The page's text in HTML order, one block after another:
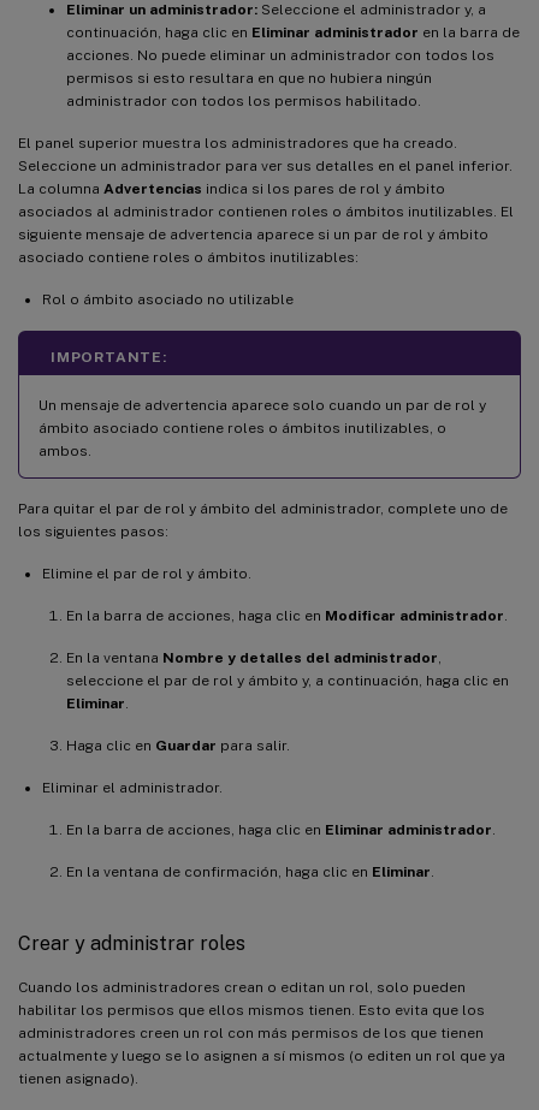
Eliminar un administrador: Seleccione el administrador y, a
continuación, haga clic en Eliminar administrador en la barra de
acciones. No puede eliminar un administrador con todos los
permisos si esto resultara en que no hubiera ningún
administrador con todos los permisos habilitado.
El panel superior muestra los administradores que ha creado.
Seleccione un administrador para ver sus detalles en el panel inferior.
La columna Advertencias indica si los pares de rol y ámbito
asociados al administrador contienen roles o ámbitos inutilizables. El
siguiente mensaje de advertencia aparece si un par de rol y ámbito
asociado contiene roles o ámbitos inutilizables:
Rol o ámbito asociado no utilizable
IMPORTANTE:
Un mensaje de advertencia aparece solo cuando un par de rol y
ámbito asociado contiene roles o ámbitos inutilizables, o
ambos.
Para quitar el par de rol y ámbito del administrador, complete uno de
los siguientes pasos:
Elimine el par de rol y ámbito.
En la barra de acciones, haga clic en Modificar administrador
En la ventana Nombre y detalles del administrador
seleccione el par de rol y ámbito y, a continuación, haga clic en
Eliminar
Haga clic en Guardar para salir.
Eliminar el administrador.
En la barra de acciones, haga clic en Eliminar administrador
En la ventana de confirmación, haga clic en Eliminar
Crear y administrar roles
Cuando los administradores crean o editan un rol, solo pueden
habilitar los permisos que ellos mismos tienen. Esto evita que los
administradores creen un rol con más permisos de los que tienen
actualmente y luego se lo asignen a sí mismos (o editen un rol que ya
tienen asignado).